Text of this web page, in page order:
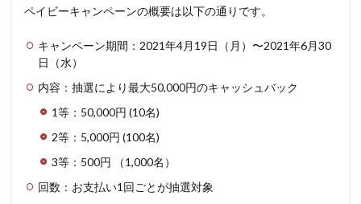
ペイビーキャンペーンの概要は以下の通りです。
キャンペーン期間：2021年4月19日（月）〜2021年6月30
日（水）
内容：抽選により最大50,000円のキャッシュバック
1等：50,000円 (10名)
2等：5,000円 (100名)
3等：500円 （1,000名）
回数：お支払い1回ごとが抽選対象